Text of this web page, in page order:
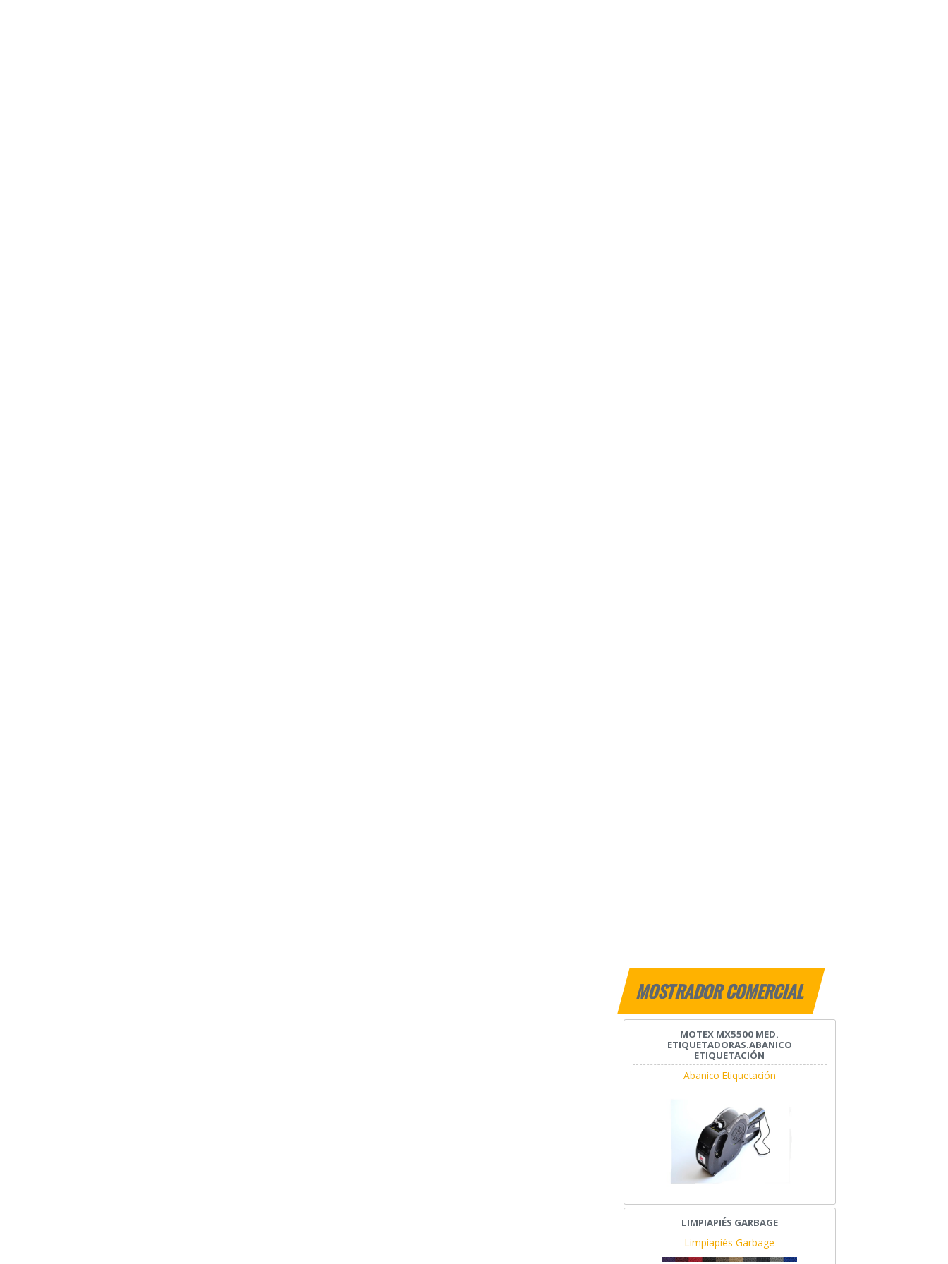
MOSTRADOR COMERCIAL
MOTEX MX5500 MED.
ETIQUETADORAS.ABANICO
ETIQUETACIÓN
Abanico Etiquetación
LIMPIAPIÉS GARBAGE
Limpiapiés Garbage